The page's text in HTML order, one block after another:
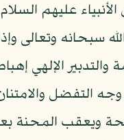
عليهم
سبحانه وتعالى
الإلهي
التفضل
ويعقب المحنة